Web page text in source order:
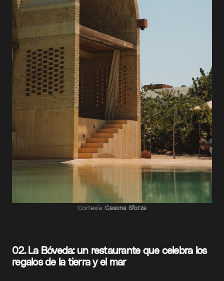
Cortesía: Casona Sforza
02. La Bóveda: un restaurante que celebra los
regalos de la tierra y el mar